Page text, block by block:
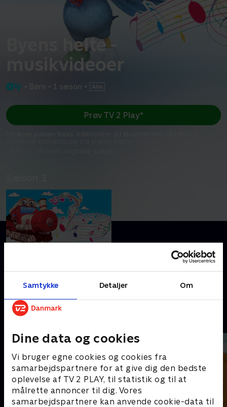
Samtykke Detaljer Om
Dine data og cookies
Vi bruger egne cookies og cookies fra
samarbejdspartnere for at give dig den bedste
oplevelse af TV 2 PLAY, til statistik og til at
målrette annoncer til dig. Vores
samarbejdspartnere kan anvende cookie-data til
Byens helte -
musikvideoer
1 sæson •
Prøv TV 2 Play*
Toget Tove griber altid dagen
Andre så også